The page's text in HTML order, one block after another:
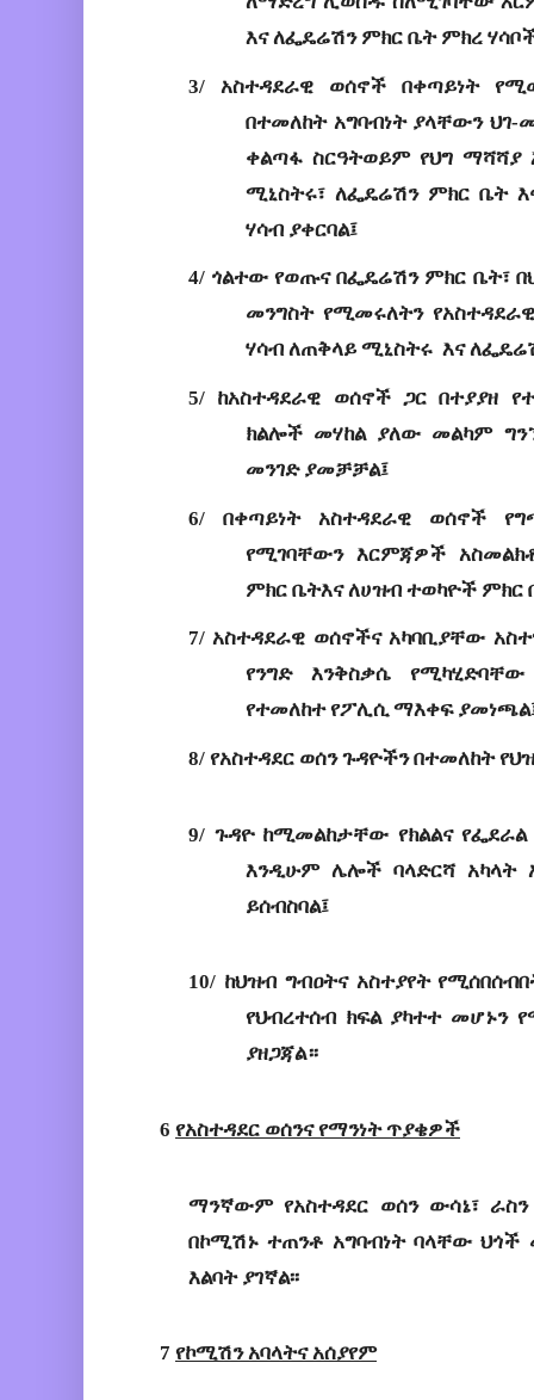
እና ለፌዴሬሽን ምክር ቤት ምክረ
3/ አስተዳደራዊ ወሰኖች በቀጣይነት
በተመለከት አግባብነት ያላቸውን ህገ-
ቀልጣፋ ስርዓትወይም የህግ ማሻሻያ
ሚኒስትሩ፣ ለፌዴሬሽን ምክር ቤት
ሃሳብ ያቀርባል፤
4/ ጎልተው የወጡና በፌዴሬሽን ምክር ቤት፣
መንግስት የሚመሩለትን የአ
ሃሳብ ለጠቅላይ ሚኒስትሩ እና
5/ ከአስተዳደራዊ ወሰኖች ጋር በተያያዘ
ክልሎች መሃከል ያለው መልካም
መንገድ ያመቻቻል፤
6/ በቀጣይነት አስተዳደራዊ ወሰኖች
የሚገባቸውን እርምጃዎች
ምክር ቤትእና ለሀዝብ ተወካዮች ምክር
7/ አስተዳደራዊ ወሰኖችና አካባቢያቸው
የንግድ እንቅስቃሴ የሚካሂድባቸው
የተመለከተ የፖሊሲ ማእቀፍ ያመነጫል
8/ የአስተዳደር ወሰን ጉዳዮችን በተመለከት
9/ ጉዳዮ ከሚመልከታቸው የክልልና የፌደራል
እንዲሁም ሌሎች ባላድርሻ አካላት
ይሰብስባል፤
10/ ከህዝብ ግብዐትና አስተያየት
የህብረተሰብ ክፍል ያካተተ መሆኑን
ያዘጋጃል።
6 የአስተዳደር ወሰንና የማንነት ጥያቄዎች
ማንኛውም የአስተዳደር ወሰን ውሳኔ፣ ራስን
በኮሚሽኑ ተጠንቶ አግባብነት ባላቸው ህጎች
እልባት ያገኛል፡፡
7 የኮሚሽን አባላትና አሰያየም